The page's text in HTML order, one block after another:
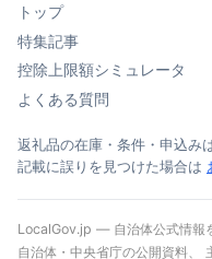
トップ
特集記事
控除上限額シミュレータ
よくある質問
返礼品の在庫・条件・申込み
記載に誤りを見つけた場合は
LocalGov.jp — 自治体公式情報
自治体・中央省庁の公開資料、